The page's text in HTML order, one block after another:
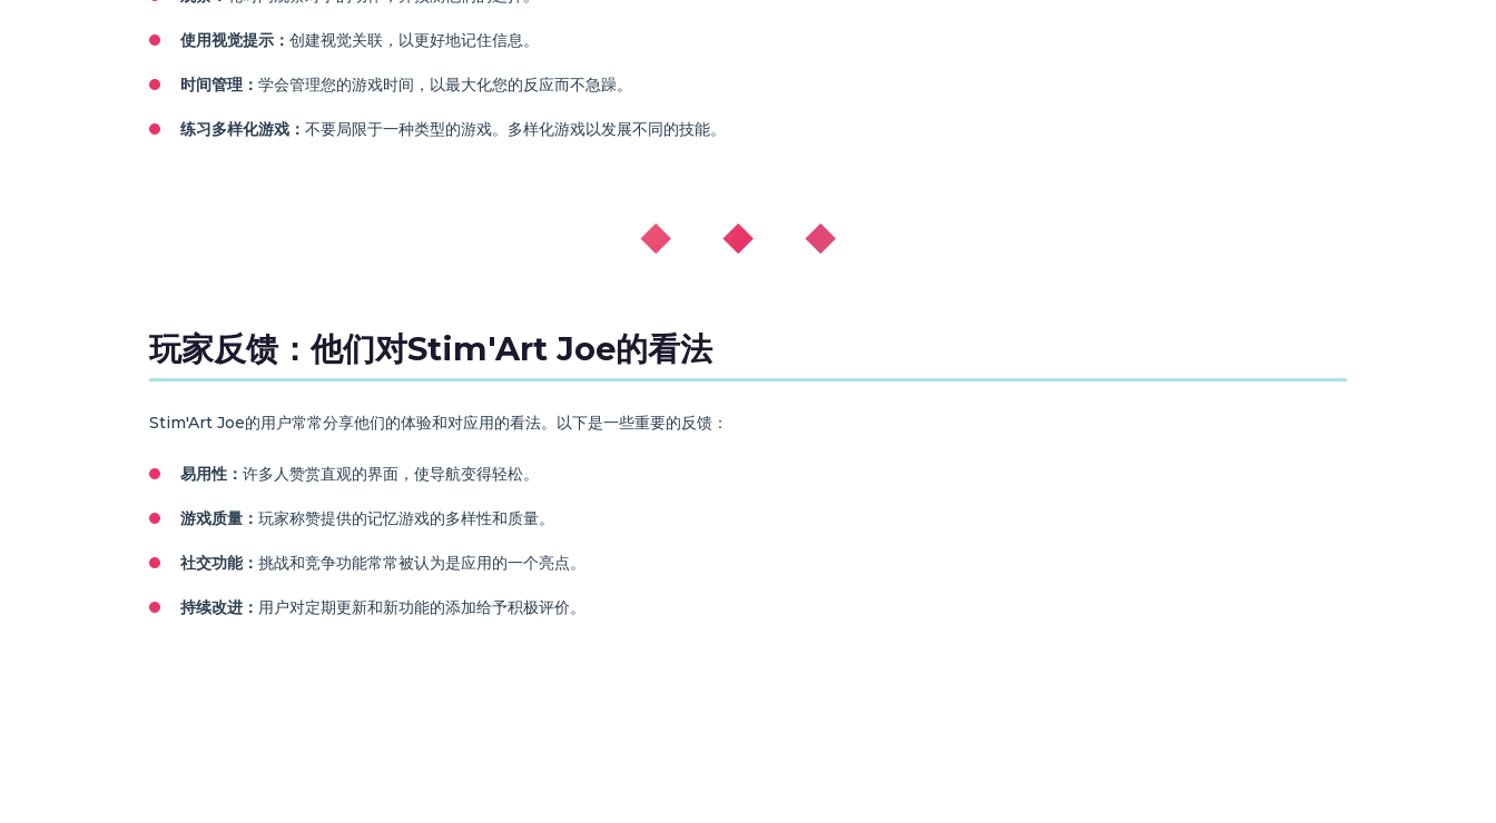
使用视觉提示：创建视觉关联，以更好地记住信息。
时间管理：学会管理您的游戏时间，以最大化您的反应而不急躁。
练习多样化游戏：不要局限于一种类型的游戏。多样化游戏以发展不同的技能。
◆ ◆ ◆
玩家反馈：他们对Stim'Art Joe的看法
Stim'Art Joe的用户常常分享他们的体验和对应用的看法。以下是一些重要的反馈：
易用性：许多人赞赏直观的界面，使导航变得轻松。
游戏质量：玩家称赞提供的记忆游戏的多样性和质量。
社交功能：挑战和竞争功能常常被认为是应用的一个亮点。
持续改进： 用户对定期更新和新功能的添加给予积极评价。